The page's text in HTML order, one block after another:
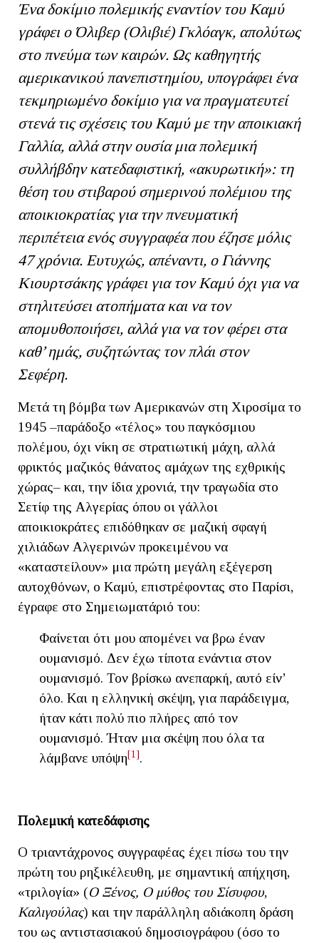
Ένα δοκίμιο πολεμικής εναντίον του Καμύ
γράφει ο Όλιβερ (Ολιβιέ) Γκλόαγκ, απολύτως
στο πνεύμα των καιρών. Ως καθηγητής
αμερικανικού πανεπιστημίου, υπογράφει ένα
τεκμηριωμένο δοκίμιο για να πραγματευτεί
στενά τις σχέσεις του Καμύ με την αποικιακή
Γαλλία, αλλά στην ουσία μια πολεμική
συλλήβδην κατεδαφιστική, «ακυρωτική»: τη
θέση του στιβαρού σημερινού πολέμιου της
αποικιοκρατίας για την πνευματική
περιπέτεια ενός συγγραφέα που έζησε μόλις
47 χρόνια. Ευτυχώς, απέναντι, ο Γιάννης
Κιουρτσάκης γράφει για τον Καμύ όχι για να
στηλιτεύσει ατοπήματα και να τον
απομυθοποιήσει, αλλά για να τον φέρει στα
καθ’ ημάς, συζητώντας τον πλάι στον
Σεφέρη.
Μετά τη βόμβα των Αμερικανών στη Χιροσίμα το
1945 –παράδοξο «τέλος» του παγκόσμιου
πολέμου, όχι νίκη σε στρατιωτική μάχη, αλλά
φρικτός μαζικός θάνατος αμάχων της εχθρικής
χώρας– και, την ίδια χρονιά, την τραγωδία στο
Σετίφ της Αλγερίας όπου οι γάλλοι
αποικιοκράτες επιδόθηκαν σε μαζική σφαγή
χιλιάδων Αλγερινών προκειμένου να
«καταστείλουν» μια πρώτη μεγάλη εξέγερση
αυτοχθόνων, ο Καμύ, επιστρέφοντας στο Παρίσι,
έγραφε στο Σημειωματάριό του:
Φαίνεται ότι μου απομένει να βρω έναν
ουμανισμό. Δεν έχω τίποτα ενάντια στον
ουμανισμό. Τον βρίσκω ανεπαρκή, αυτό είν’
όλο. Και η ελληνική σκέψη, για παράδειγμα,
ήταν κάτι πολύ πιο πλήρες από τον
ουμανισμό. Ήταν μια σκέψη που όλα τα
λάμβανε υπόψη[1].
Πολεμική κατεδάφισης
Ο τριαντάχρονος συγγραφέας έχει πίσω του την
πρώτη του ρηξικέλευθη, με σημαντική απήχηση,
«τριλογία» (Ο Ξένος, Ο μύθος του Σίσυφου,
Καλιγούλας) και την παράλληλη αδιάκοπη δράση
του ως αντιστασιακού δημοσιογράφου (όσο το